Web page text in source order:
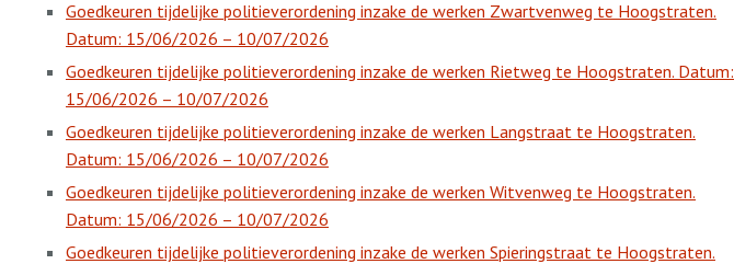
Goedkeuren tijdelijke politieverordening inzake de werken Zwartvenweg te Hoogstraten.
Datum: 15/06/2026 – 10/07/2026
Goedkeuren tijdelijke politieverordening inzake de werken Rietweg te Hoogstraten. Datum:
15/06/2026 – 10/07/2026
Goedkeuren tijdelijke politieverordening inzake de werken Langstraat te Hoogstraten.
Datum: 15/06/2026 – 10/07/2026
Goedkeuren tijdelijke politieverordening inzake de werken Witvenweg te Hoogstraten.
Datum: 15/06/2026 – 10/07/2026
Goedkeuren tijdelijke politieverordening inzake de werken Spieringstraat te Hoogstraten.